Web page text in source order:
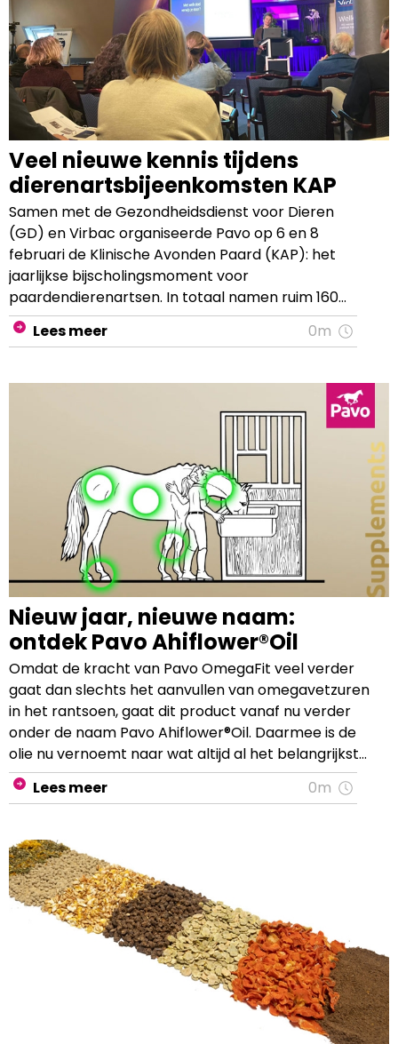
Veel nieuwe kennis tijdens
dierenartsbijeenkomsten KAP
Samen met de Gezondheidsdienst voor Dieren
(GD) en Virbac organiseerde Pavo op 6 en 8
februari de Klinische Avonden Paard (KAP): het
jaarlijkse bijscholingsmoment voor
paardendierenartsen. In totaal namen ruim 160
Nederlandse en Belgische paardendierenartsen
deel, waarvan ongeveer een kwart het programma
Lees meer 0m
Nieuw jaar, nieuwe naam:
ontdek Pavo Ahiflower®Oil
Omdat de kracht van Pavo OmegaFit veel verder
gaat dan slechts het aanvullen van omegavetzuren
in het rantsoen, gaat dit product vanaf nu verder
onder de naam Pavo Ahiflower®Oil. Daarmee is de
olie nu vernoemt naar wat altijd al het belangrijkste
ingrediënt was van deze unieke olie; namelijk de
Ahiflower®Oil. Het product ondersteunt het
zich beter voelt, beter beweegt en er beter uitziet.
Lees meer 0m